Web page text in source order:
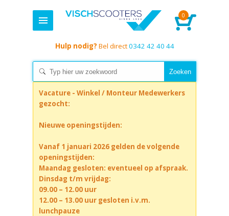
0
Hulp nodig? Bel direct0342 42 40 44
Vacature - Winkel / Monteur Medewerkers
gezocht:
Nieuwe openingstijden:
Vanaf 1 januari 2026 gelden de volgende
openingstijden:
Maandag gesloten: eventueel op afspraak.
Dinsdag t/m vrijdag:
09.00 – 12.00 uur
12.00 – 13.00 uur gesloten i.v.m.
lunchpauze